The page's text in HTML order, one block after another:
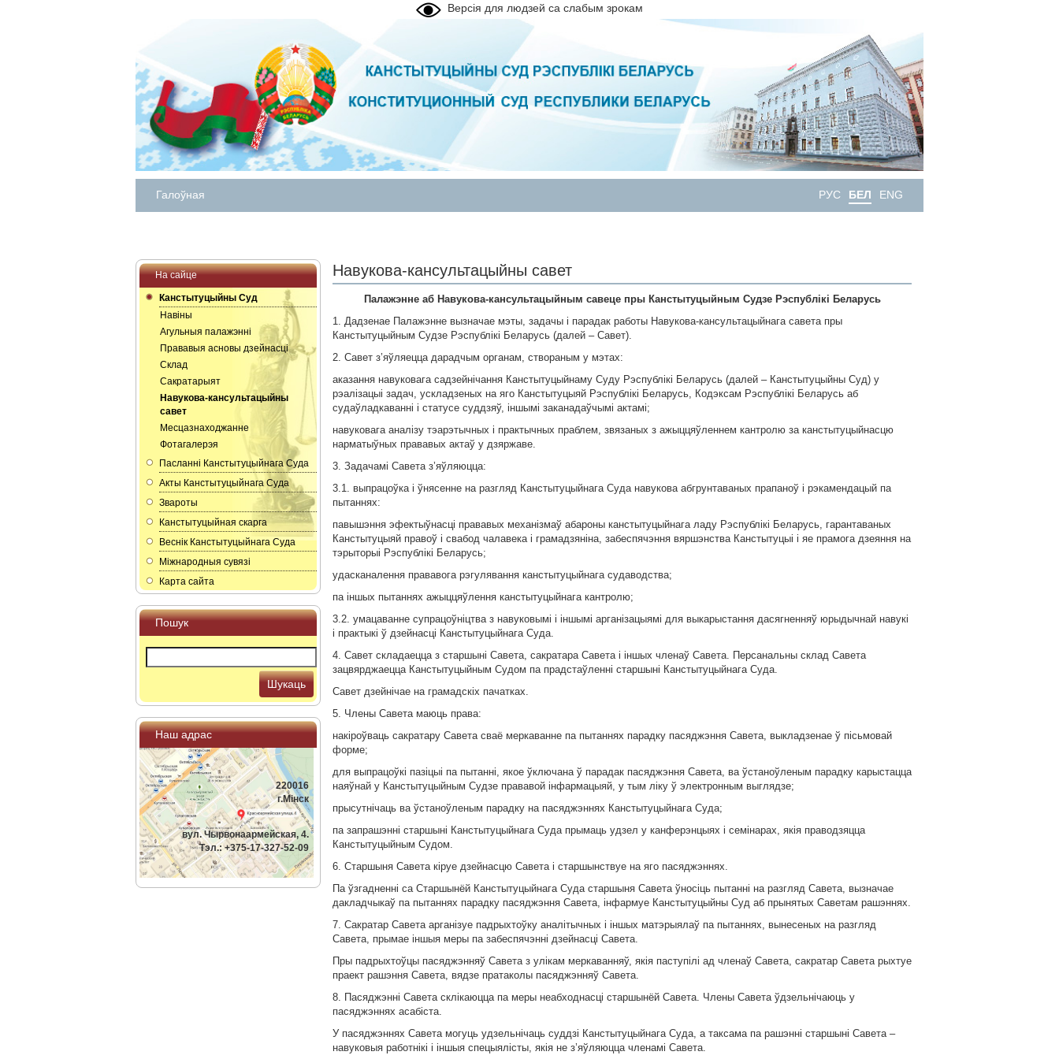
Версія для людзей са слабым зрокам
Галоўная РУС БЕЛ ENG
На сайце
Канстытуцыйны Суд
Навіны
Агульныя палажэнні
Прававыя асновы дзейнасці
Склад
Сакратарыят
Навукова-кансультацыйны
савет
Месцазнаходжанне
Фотагалерэя
Пасланнi Канстытуцыйнага Суда
Акты Канстытуцыйнага Суда
Звароты
Канстытуцыйная скарга
Веснік Канстытуцыйнага Суда
Мiжнародныя сувязi
Карта сайта
Пошук
Шукаць
Наш адрас
220016
г.Мiнск
вул. Чырвонаармейская, 4.
Тэл.: +375-17-327-52-09
Навукова-кансультацыйны савет
Палажэнне аб Навукова-кансультацыйным савеце пры Канстытуцыйным Судзе Рэспублікі Беларусь
1. Дадзенае Палажэнне вызначае мэты, задачы і парадак работы Навукова-кансультацыйнага савета пры
Канстытуцыйным Судзе Рэспублікі Беларусь (далей – Савет).
2. Савет з’яўляецца дарадчым органам, створаным у мэтах:
аказання навуковага садзейнічання Канстытуцыйнаму Суду Рэспублікі Беларусь (далей – Канстытуцыйны Суд) у
рэалізацыі задач, ускладзеных на яго Канстытуцыяй Рэспублікі Беларусь, Кодэксам Рэспублікі Беларусь аб
судаўладкаванні і статусе суддзяў, іншымі заканадаўчымі актамі;
навуковага аналізу тэарэтычных і практычных праблем, звязаных з ажыццяўленнем кантролю за канстытуцыйнасцю
нарматыўных прававых актаў у дзяржаве.
3. Задачамі Савета з’яўляюцца:
3.1. выпрацоўка і ўнясенне на разгляд Канстытуцыйнага Суда навукова абгрунтаваных прапаноў і рэкамендацый па
пытаннях:
павышэння эфектыўнасці прававых механізмаў абароны канстытуцыйнага ладу Рэспублікі Беларусь, гарантаваных
Канстытуцыяй правоў і свабод чалавека і грамадзяніна, забеспячэння вяршэнства Канстытуцыі і яе прамога дзеяння на
тэрыторыі Рэспублікі Беларусь;
удасканалення прававога рэгулявання канстытуцыйнага судаводства;
па іншых пытаннях ажыццяўлення канстытуцыйнага кантролю;
3.2. умацаванне супрацоўніцтва з навуковымі і іншымі арганізацыямі для выкарыстання дасягненняў юрыдычнай навукі
і практыкі ў дзейнасці Канстытуцыйнага Суда.
4. Савет складаецца з старшыні Савета, сакратара Савета і іншых членаў Савета. Персанальны склад Савета
зацвярджаецца Канстытуцыйным Судом па прадстаўленні старшыні Канстытуцыйнага Суда.
Савет дзейнічае на грамадскіх пачатках.
5. Члены Савета маюць права:
накіроўваць сакратару Савета сваё меркаванне па пытаннях парадку пасяджэння Савета, выкладзенае ў пісьмовай
форме;
для выпрацоўкі пазіцыі па пытанні, якое ўключана ў парадак пасяджэння Савета, ва ўстаноўленым парадку карыстацца
наяўнай у Канстытуцыйным Судзе прававой інфармацыяй, у тым ліку ў электронным выглядзе;
прысутнічаць ва ўстаноўленым парадку на пасяджэннях Канстытуцыйнага Суда;
па запрашэнні старшыні Канстытуцыйнага Суда прымаць удзел у канферэнцыях і семінарах, якія праводзяцца
Канстытуцыйным Судом.
6. Старшыня Савета кіруе дзейнасцю Савета і старшынствуе на яго пасяджэннях.
Па ўзгадненні са Старшынёй Канстытуцыйнага Суда старшыня Савета ўносіць пытанні на разгляд Савета, вызначае
дакладчыкаў па пытаннях парадку пасяджэння Савета, інфармуе Канстытуцыйны Суд аб прынятых Саветам рашэннях.
7. Сакратар Савета арганізуе падрыхтоўку аналітычных і іншых матэрыялаў па пытаннях, вынесеных на разгляд
Савета, прымае іншыя меры па забеспячэнні дзейнасці Савета.
Пры падрыхтоўцы пасяджэнняў Савета з улікам меркаванняў, якія паступілі ад членаў Савета, сакратар Савета рыхтуе
праект рашэння Савета, вядзе пратаколы пасяджэнняў Савета.
8. Пасяджэнні Савета склікаюцца па меры неабходнасці старшынёй Савета. Члены Савета ўдзельнічаюць у
пасяджэннях асабіста.
У пасяджэннях Савета могуць удзельнічаць суддзі Канстытуцыйнага Суда, а таксама па рашэнні старшыні Савета –
навуковыя работнікі і іншыя спецыялісты, якія не з’яўляюцца членамі Савета.